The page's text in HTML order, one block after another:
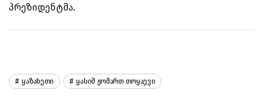
პრეზიდენტმა.
Ყაზახეთი Ყასიმ Ჟომართ Თოყაევი